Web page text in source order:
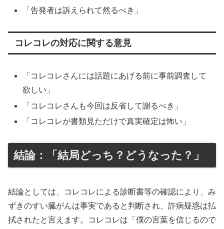
「告発者は訴えられて然るべき」
コレコレの対応に関する意見
「コレコレさんには話題にあげる前に事前調査して
欲しい」
「コレコレさんも今回は反省して謝るべき」
「コレコレが書類見ただけで真実確定は怖い」
結論：「結局どっち？どうなった？」
結論としては、コレコレによる診断書等の確認により、み
ずきのすい臓がんは事実であると判断され、詐病疑惑は払
拭されたと言えます。コレコレは「僕の言葉を信じるので